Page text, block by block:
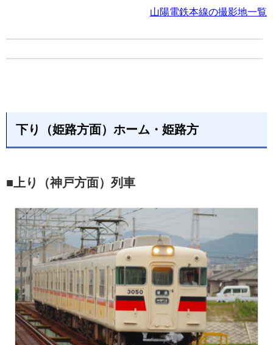
山陽電鉄本線の撮影地一覧
下り（姫路方面）ホーム・姫路方
■上り（神戸方面）列車